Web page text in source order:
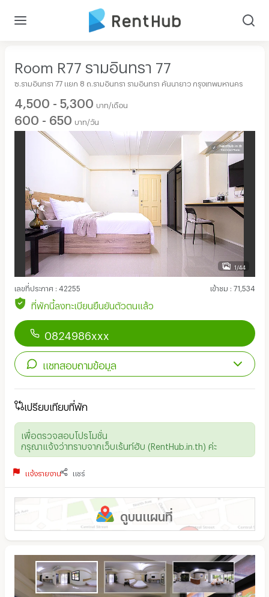
Room R77 รามอินทรา 77
ซ.รามอินทรา 77 แยก 8 ถ.รามอินทรา รามอินทรา คันนายาว กรุงเทพมหานคร
4,500 - 5,300 บาท/เดือน
600 - 650 บาท/วัน
1/44
เลขที่ประกาศ : 42255 เข้าชม : 71,534
ที่พักนี้ลงทะเบียนยืนยันตัวตนแล้ว
0824986xxx
แชทสอบถามข้อมูล
เปรียบเทียบที่พัก
เพื่อตรวจสอบโปรโมชั่น
กรุณาแจ้งว่าทราบจากเว็บเร้นท์ฮับ (RentHub.in.th) ค่ะ
แจ้งรายงาน แชร์
ดูบนแผนที่